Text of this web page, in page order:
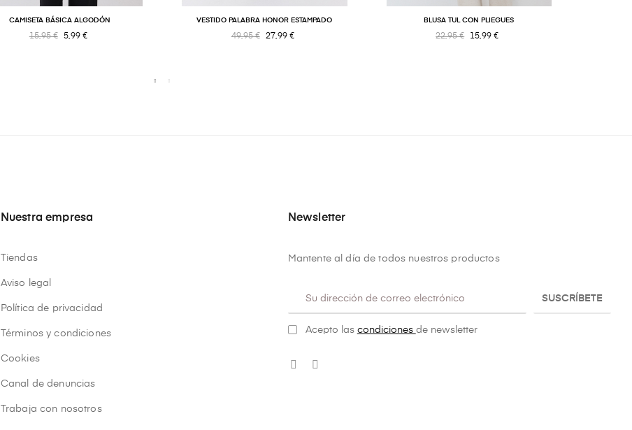
CAMISETA BÁSICA ALGODÓN
15,95 € 5,99 €
VESTIDO PALABRA HONOR ESTAMPADO
49,95 € 27,99 €
BLUSA TUL CON PLIEGUES
22,95 € 15,99 €
Nuestra empresa
Tiendas
Aviso legal
Política de privacidad
Términos y condiciones
Cookies
Canal de denuncias
Trabaja con nosotros
Newsletter
Mantente al día de todos nuestros productos
SUSCRÍBETE
Acepto las condiciones de newsletter